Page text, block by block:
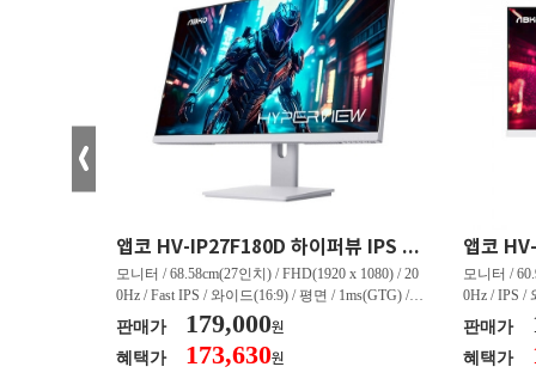
앱코 HV-IP27F180D 하이퍼뷰 IPS FHD 200 HDR 무결점
모니터 / 68.58cm(27인치) / FHD(1920 x 1080) / 20
0Hz / Fast IPS / 와이드(16:9) / 평면 / 1ms(GTG) / 3
50nit / 1,000:1 / 헤드폰 아웃 / LED 조명 / 틸트(상
하) / 6kg / [색상영역] / sRGB:128% / Adobe RGB:8
5% / DCI-P3:91% / NTSC:90% / [게임특화] / 조준
판매가 179,000원
혜택가 173,630원
모니터 /
0Hz / IPS /
50nit /
하) / 4.9kg
80% / DCI-
판매가
혜택가